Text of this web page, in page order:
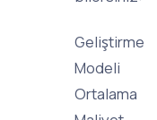
Geliştirme
Modeli
Ortalama